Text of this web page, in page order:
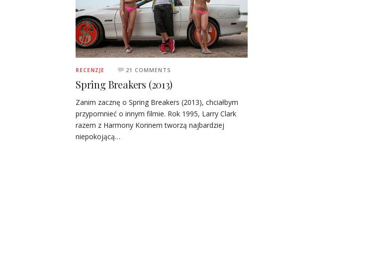
RECENZJE 21 COMMENTS
Spring Breakers (2013)
Zanim zacznę o Spring Breakers (2013), chciałbym
przypomnieć o innym filmie. Rok 1995, Larry Clark
razem z Harmony Korinem tworzą najbardziej
niepokojącą…